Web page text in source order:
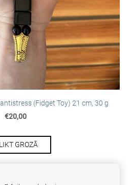
(Fidget Toy) 21 cm, 30 g
€20,00
GROZĀ